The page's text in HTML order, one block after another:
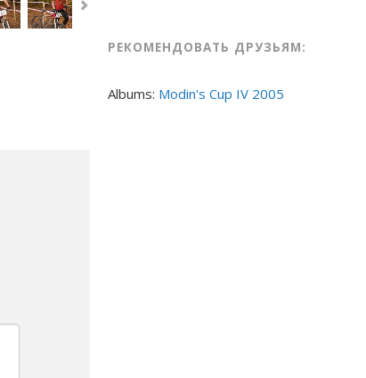
РЕКОМЕНДОВАТЬ ДРУЗЬЯМ:
Albums: Modin's Cup IV 2005